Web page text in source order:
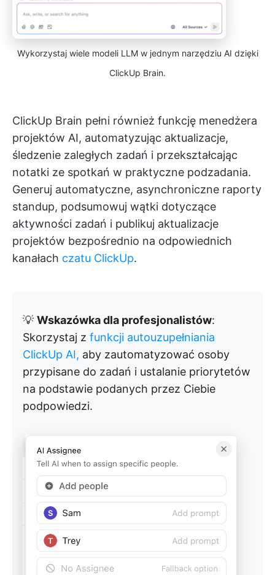
Wykorzystaj wiele modeli LLM w jednym narzędziu AI dzięki
ClickUp Brain.
ClickUp Brain pełni również funkcję menedżera
projektów AI, automatyzując aktualizacje,
śledzenie zaległych zadań i przekształcając
notatki ze spotkań w praktyczne podzadania.
Generuj automatyczne, asynchroniczne raporty
standup, podsumowuj wątki dotyczące
aktywności zadań i publikuj aktualizacje
projektów bezpośrednio na odpowiednich
kanałach czatu ClickUp.
💡 Wskazówka dla profesjonalistów:
Skorzystaj z funkcji autouzupełniania
ClickUp AI, aby zautomatyzować osoby
przypisane do zadań i ustalanie priorytetów
na podstawie podanych przez Ciebie
podpowiedzi.